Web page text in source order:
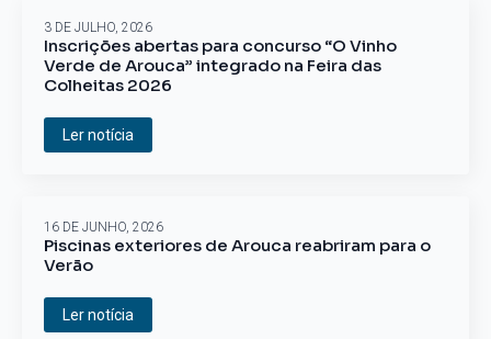
Inscrições abertas para concurso “O Vinho
Verde de Arouca” integrado na Feira das
Colheitas 2026
3 DE JULHO, 2026
Ler notícia
Piscinas exteriores de Arouca reabriram para o
Verão
16 DE JUNHO, 2026
Ler notícia